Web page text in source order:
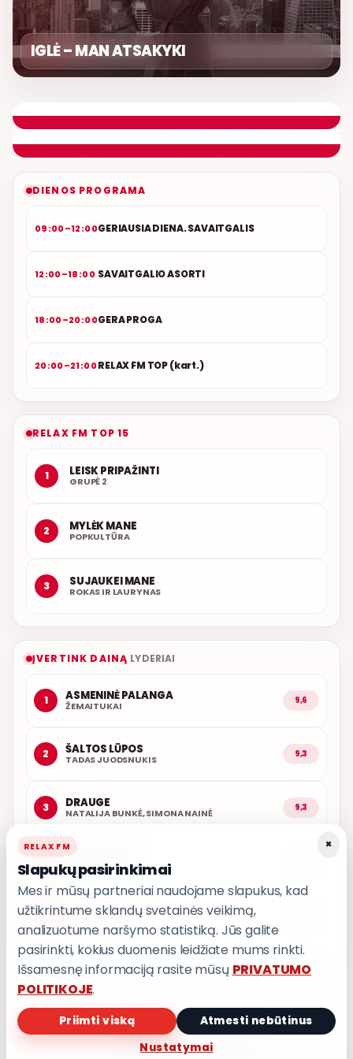
IGLĖ – MAN ATSAKYKI
DIENOS PROGRAMA
09:00–12:00GERIAUSIA DIENA. SAVAITGALIS
12:00–18:00 SAVAITGALIO ASORTI
18:00–20:00GERA PROGA
20:00–21:00RELAX FM TOP (kart.)
RELAX FM TOP 15
1 LEISK PRIPAŽINTI
GRUPĖ 2
2 MYLĖK MANE
POPKULTŪRA
3 SUJAUKEI MANE
ROKAS IR LAURYNAS
ĮVERTINK DAINĄ LYDERIAI
1 ASMENINĖ PALANGA
ŽEMAITUKAI 9,6
2 ŠALTOS LŪPOS
TADAS JUODSNUKIS 9,3
3 DRAUGE
NATALIJA BUNKĖ, SIMONA NAINĖ 9,3
POPKULTŪRA
5 AŠ ATVAŽIUOJU
PRIVATUMO POLITIKA
Privatumo nustatymai
×
RELAX FM
Slapukų pasirinkimai
Mes ir mūsų partneriai naudojame slapukus, kad
užtikrintume sklandų svetainės veikimą,
analizuotume naršymo statistiką. Jūs galite
pasirinkti, kokius duomenis leidžiate mums rinkti.
Išsamesnę informaciją rasite mūsų PRIVATUMO
POLITIKOJE.
Priimti viską
Atmesti nebūtinus
Nustatymai